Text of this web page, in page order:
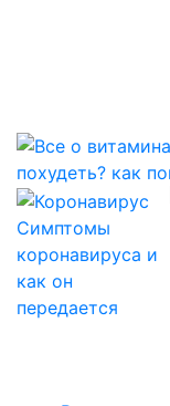
Симптомы
коронавируса и
как он
передается